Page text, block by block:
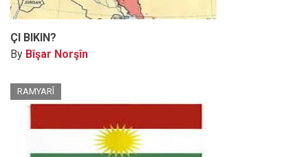
ÇI BIKIN?
By Bîşar Norşîn
RAMYARÎ